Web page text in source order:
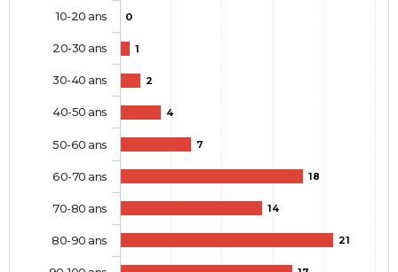
0
1
2
4
7
18
14
21
10-20 ans
20-30 ans
30-40 ans
40-50 ans
50-60 ans
60-70 ans
70-80 ans
80-90 ans